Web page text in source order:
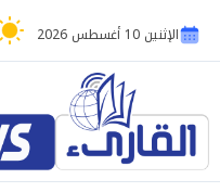
الإثنين 10 أغسطس 2026